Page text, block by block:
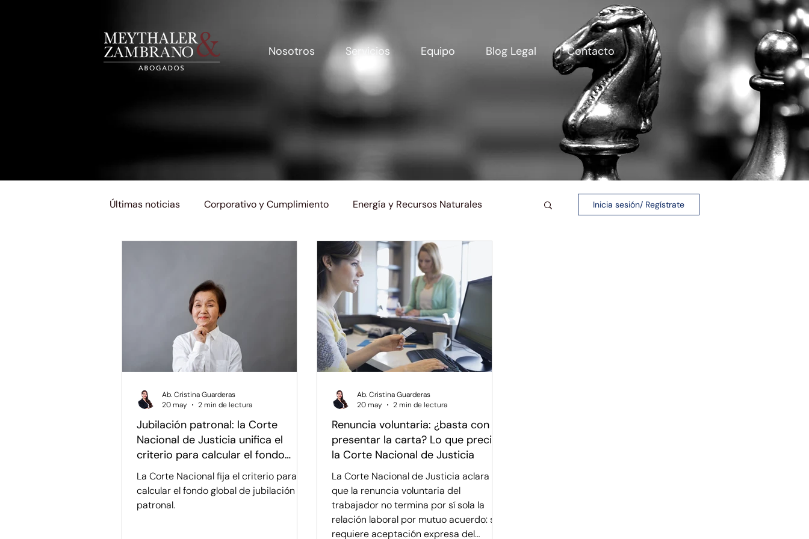
Nosotros Servicios Equipo Blog Legal Contacto
Últimas noticias Corporativo y Cumplimiento Energía y Recursos Naturales
Protección de Datos Personales
Regulación y Sector Público Familia y Movilidad Logros y Precedentes
Ponencias y Análisis Propiedad Intelectual y Mercado
Inicia sesión/ Regístrate
Jubilación patronal: la Corte
Nacional de Justicia unifica el
criterio para calcular el fondo
global
La Corte Nacional fija el criterio para
calcular el fondo global de jubilación
patronal.
Ab. Cristina Guarderas
20 may
2 min de lectura
Renuncia voluntaria: ¿basta con
presentar la carta? Lo que precisó
la Corte Nacional de Justicia
La Corte Nacional de Justicia aclara
que la renuncia voluntaria del
trabajador no termina por sí sola la
relación laboral por mutuo acuerdo: se
requiere aceptación expresa del
Ab. Cristina Guarderas
20 may
2 min de lectura